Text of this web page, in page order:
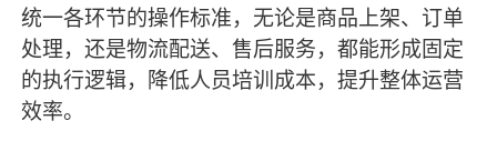
统一各环节的操作标准，无论是商品上架、订单
处理，还是物流配送、售后服务，都能形成固定
的执行逻辑，降低人员培训成本，提升整体运营
效率。